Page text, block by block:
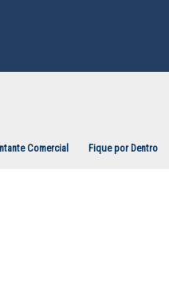
Comercial Fique por Dentro